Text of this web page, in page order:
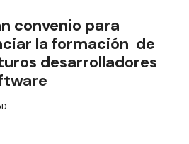
convenio para
la formación de
desarrolladores